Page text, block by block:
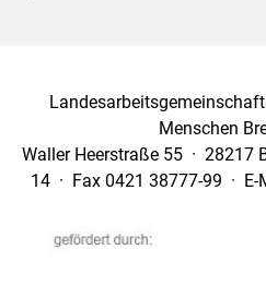
Menschen
Waller Heerstraße 55 · 28217
14 · Fax 0421 38777-99 · E-